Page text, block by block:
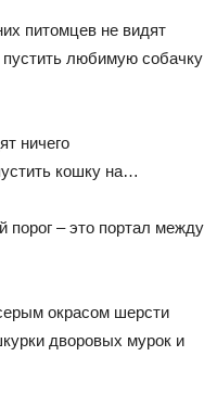
питомцев не видят
любимую собачку
ничего
кошку на…
порог – это портал между
окрасом шерсти
дворовых мурок и